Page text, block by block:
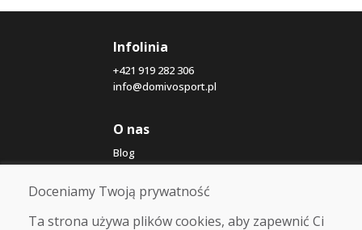
Infolinia
+421 919 282 306
info@domivosport.pl
O nas
Blog
O nas
Sklep
Kontakt
Doceniamy Twoją prywatność
Ta strona używa plików cookies, aby zapewnić Ci